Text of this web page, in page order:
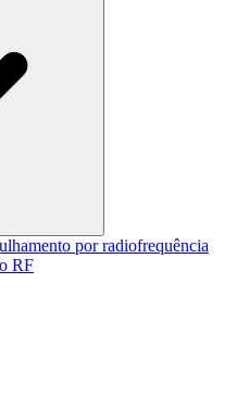
por radiofrequência
RF